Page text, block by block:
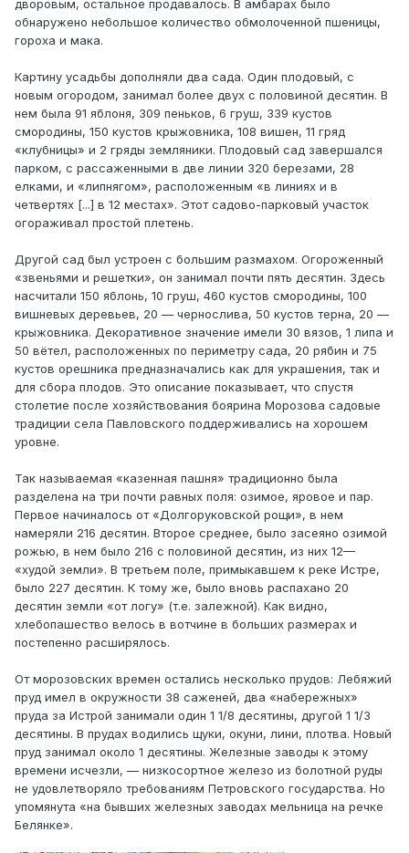
дворовым, остальное продавалось. В амбарах было
обнаружено небольшое количество обмолоченной пшеницы,
гороха и мака.
Картину усадьбы дополняли два сада. Один плодовый, с
новым огородом, занимал более двух с половиной десятин. В
нем была 91 яблоня, 309 пеньков, 6 груш, 339 кустов
смородины, 150 кустов крыжовника, 108 вишен, 11 гряд
«клубницы» и 2 гряды земляники. Плодовый сад завершался
парком, с рассаженными в две линии 320 березами, 28
елками, и «липнягом», расположенным «в линиях и в
четвертях [...] в 12 местах». Этот садово-парковый участок
огораживал простой плетень.
Другой сад был устроен с большим размахом. Огороженный
«звеньями и решетки», он занимал почти пять десятин. Здесь
насчитали 150 яблонь, 10 груш, 460 кустов смородины, 100
вишневых деревьев, 20 — чернослива, 50 кустов терна, 20 —
крыжовника. Декоративное значение имели 30 вязов, 1 липа и
50 вётел, расположенных по периметру сада, 20 рябин и 75
кустов орешника предназначались как для украшения, так и
для сбора плодов. Это описание показывает, что спустя
столетие после хозяйствования боярина Морозова садовые
традиции села Павловского поддерживались на хорошем
уровне.
Так называемая «казенная пашня» традиционно была
разделена на три почти равных поля: озимое, яровое и пар.
Первое начиналось от «Долгоруковской рощи», в нем
намеряли 216 десятин. Второе среднее, было засеяно озимой
рожью, в нем было 216 с половиной десятин, из них 12—
«худой земли». В третьем поле, примыкавшем к реке Истре,
было 227 десятин. К тому же, было вновь распахано 20
десятин земли «от логу» (т.е. залежной). Как видно,
хлебопашество велось в вотчине в больших размерах и
постепенно расширялось.
От морозовских времен остались несколько прудов: Лебяжий
пруд имел в окружности 38 саженей, два «набережных»
пруда за Истрой занимали один 1 1/8 десятины, другой 1 1/3
десятины. В прудах водились щуки, окуни, лини, плотва. Новый
пруд занимал около 1 десятины. Железные заводы к этому
времени исчезли, — низкосортное железо из болотной руды
не удовлетворяло требованиям Петровского государства. Но
упомянута «на бывших железных заводах мельница на речке
Белянке».